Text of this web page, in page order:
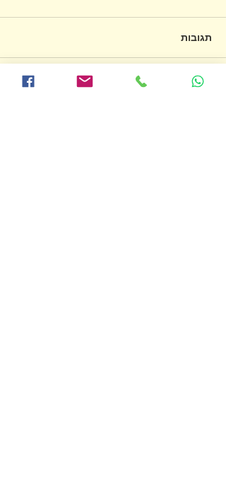
על חשיבותה של הרפייה
תגובות